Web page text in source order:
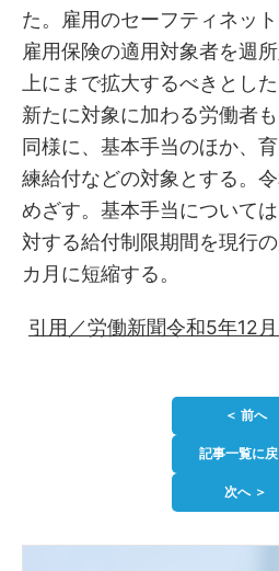
た。雇用のセーフティネッ
雇用保険の適用対象者を週
上にまで拡大するべきとした
新たに対象に加わる労働者
同様に、基本手当のほか、
練給付などの対象とする。
めざす。基本手当について
対する給付制限期間を現行
カ月に短縮する。
引用／労働新聞令和5年12
＜ 前へ
記事一覧に
次へ ＞